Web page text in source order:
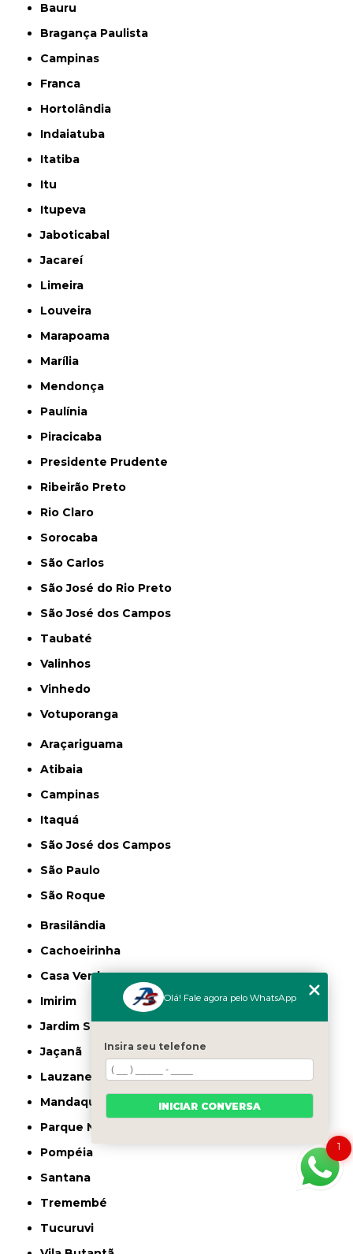
Bauru
Bragança Paulista
Campinas
Franca
Hortolândia
Indaiatuba
Itatiba
Itu
Itupeva
Jaboticabal
Jacareí
Limeira
Louveira
Marapoama
Marília
Mendonça
Paulínia
Piracicaba
Presidente Prudente
Ribeirão Preto
Rio Claro
Sorocaba
São Carlos
São José do Rio Preto
São José dos Campos
Taubaté
Valinhos
Vinhedo
Votuporanga
Araçariguama
Atibaia
Campinas
Itaquá
São José dos Campos
São Paulo
São Roque
Brasilândia
Cachoeirinha
Casa Verde
Imirim
Jardim São Paulo
Jaçanã
Lauzane Paulista
Mandaqui
Parque Novo Mundo
Pompéia
Santana
Tremembé
Tucuruvi
1
Olá! Fale agora pelo WhatsApp
Insira seu telefone
INICIAR CONVERSA